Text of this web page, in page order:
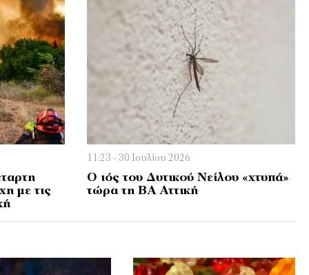
με τις
11:23 - 30 Ιουλίου 2026
Ο ιός του Δυτικού Νείλου «χτυπά»
τώρα τη ΒΑ Αττική